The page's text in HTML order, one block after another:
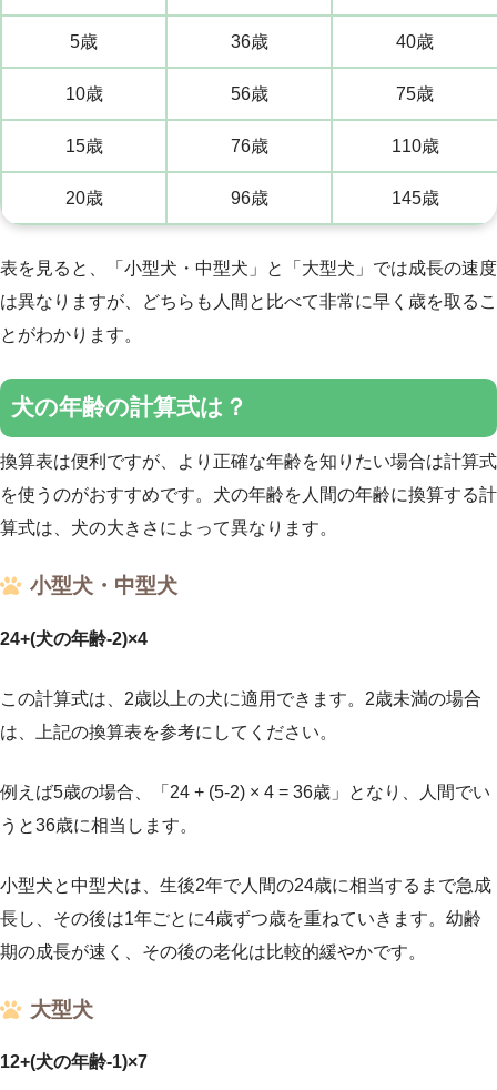
5歳 36歳 40歳
10歳 56歳 75歳
15歳 76歳 110歳
20歳 96歳 145歳
表を見ると、「小型犬・中型犬」と「大型犬」では成長の速度
は異なりますが、どちらも人間と比べて非常に早く歳を取るこ
とがわかります。
犬の年齢の計算式は？
換算表は便利ですが、より正確な年齢を知りたい場合は計算式
を使うのがおすすめです。犬の年齢を人間の年齢に換算する計
算式は、犬の大きさによって異なります。
小型犬・中型犬
24+(犬の年齢-2)×4
この計算式は、2歳以上の犬に適用できます。2歳未満の場合
は、上記の換算表を参考にしてください。
例えば5歳の場合、「24 + (5-2) × 4 = 36歳」となり、人間でい
うと36歳に相当します。
小型犬と中型犬は、生後2年で人間の24歳に相当するまで急成
長し、その後は1年ごとに4歳ずつ歳を重ねていきます。幼齢
期の成長が速く、その後の老化は比較的緩やかです。
大型犬
12+(犬の年齢-1)×7